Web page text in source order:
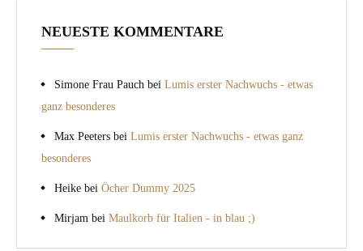
NEUESTE KOMMENTARE
Simone Frau Pauch bei Lumis erster Nachwuchs - etwas
ganz besonderes
Max Peeters bei Lumis erster Nachwuchs - etwas ganz
besonderes
Heike bei Öcher Dummy 2025
Mirjam bei Maulkorb für Italien - in blau ;)